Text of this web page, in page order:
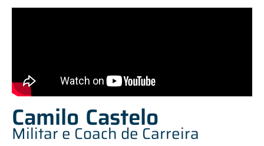
Camilo Castelo
Militar e Coach de Carreira